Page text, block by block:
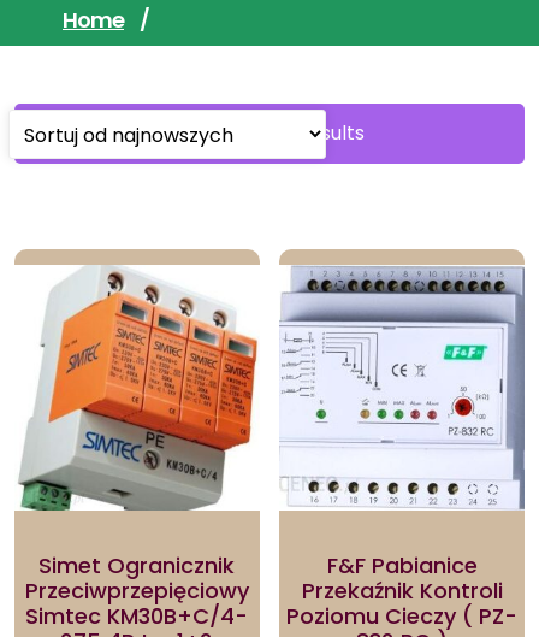
Home /
Showing all 6 results
by
Simet Ogranicznik
Przeciwprzepięciowy
Simtec KM30B+C/4-
F&F Pabianice
Przekaźnik Kontroli
Poziomu Cieczy ( PZ-